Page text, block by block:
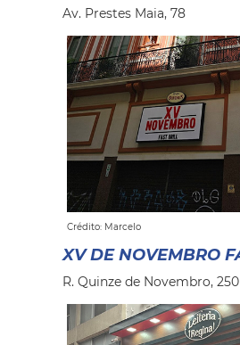
Av. Prestes Maia, 78
Crédito: Marcelo
XV DE NOVEMBRO
R. Quinze de Novembro, 250